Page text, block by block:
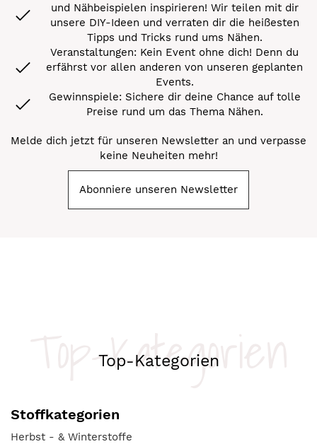
und Nähbeispielen inspirieren! Wir teilen mit dir
unsere DIY-Ideen und verraten dir die heißesten
Tipps und Tricks rund ums Nähen.
Veranstaltungen: Kein Event ohne dich! Denn du
erfährst vor allen anderen von unseren geplanten
Events.
Gewinnspiele: Sichere dir deine Chance auf tolle
Preise rund um das Thema Nähen.
Melde dich jetzt für unseren Newsletter an und verpasse
keine Neuheiten mehr!
Abonniere unseren Newsletter
Top-Kategorien
Top-Kategorien
Stoffkategorien
Herbst - & Winterstoffe